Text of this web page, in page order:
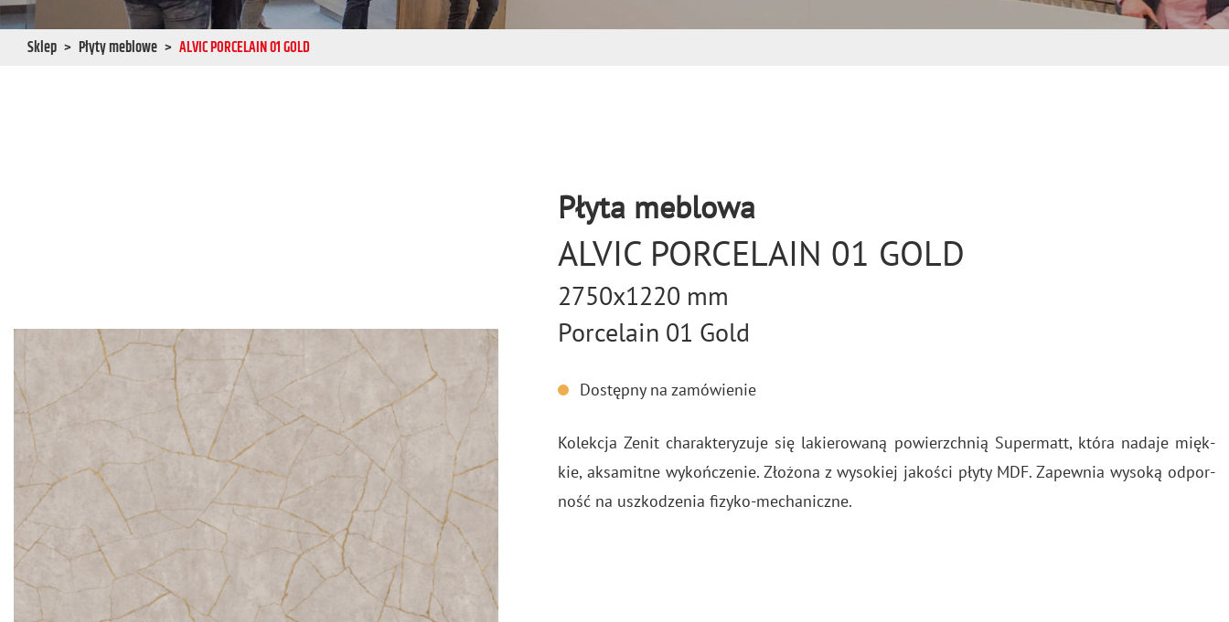
Sklep Płyty meblowe ALVIC PORCELAIN 01 GOLD
Płyta meblowa
ALVIC PORCELAIN 01 GOLD
2750x1220 mm
Porcelain 01 Gold
Dostępny na zamówienie
Ko­lek­cja Zenit cha­rak­te­ry­zu­je się la­kie­ro­wa­ną po­wierzch­nią Su­per­matt, która na­da­je mięk­
kie, ak­sa­mit­ne wy­koń­cze­nie. Zło­żo­na z wy­so­kiej ja­ko­ści płyty MDF. Za­pew­nia wy­so­ką od­por­
ność na uszko­dze­nia fi­zy­ko-me­cha­nicz­ne.